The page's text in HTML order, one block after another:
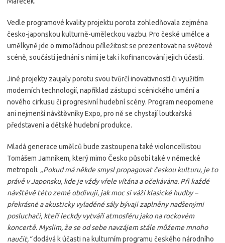
Vedle programové kvality projektu porota zohledňovala zejména
česko-japonskou kulturně-uměleckou vazbu. Pro české umělce a
umělkyně jde o mimořádnou příležitost se prezentovat na světové
scéně, součástí jednání s nimi je tak i kofinancování jejich účasti.
Jiné projekty zaujaly porotu svou tvůrčí inovativností či využitím
moderních technologií, například zástupci scénického umění a
nového cirkusu či progresivní hudební scény. Program neopomene
ani nejmenší návštěvníky Expo, pro ně se chystají loutkařská
představení a dětské hudební produkce.
Mladá generace umělců bude zastoupena také violoncellistou
Tomášem Jamníkem, který mimo Česko působí také v německé
metropoli. „Pokud má někde smysl propagovat českou kulturu, je to
právě v Japonsku, kde je vždy vřele vítána a očekávána. Při každé
návštěvě této země obdivuji, jak moc si váží klasické hudby –
překrásné a akusticky vyladěné sály bývají zaplněny nadšenými
posluchači, kteří leckdy vytváří atmosféru jako na rockovém
koncertě. Myslím, že se od sebe navzájem stále můžeme mnoho
naučit,“dodává k účasti na kulturním programu českého národního